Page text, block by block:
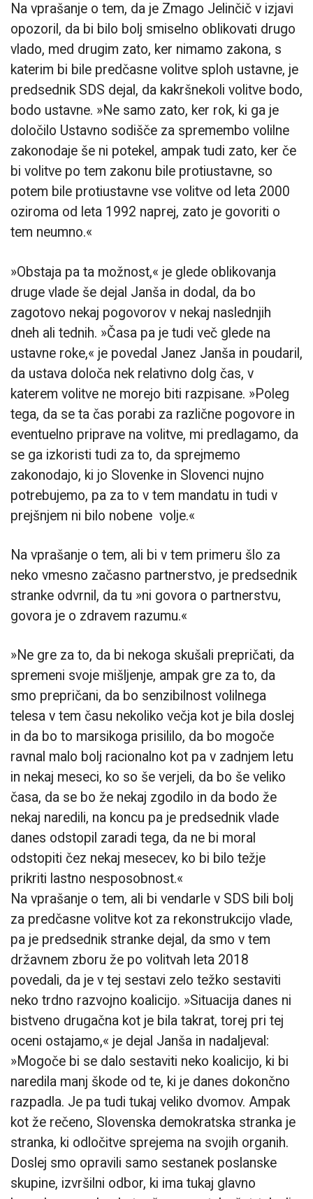
Na vprašanje o tem, da je Zmago Jelinčič v izjavi
opozoril, da bi bilo bolj smiselno oblikovati drugo
vlado, med drugim zato, ker nimamo zakona, s
katerim bi bile predčasne volitve sploh ustavne, je
predsednik SDS dejal, da kakršnekoli volitve bodo,
bodo ustavne. »Ne samo zato, ker rok, ki ga je
določilo Ustavno sodišče za spremembo volilne
zakonodaje še ni potekel, ampak tudi zato, ker če
bi volitve po tem zakonu bile protiustavne, so
potem bile protiustavne vse volitve od leta 2000
oziroma od leta 1992 naprej, zato je govoriti o
tem neumno.«
»Obstaja pa ta možnost,« je glede oblikovanja
druge vlade še dejal Janša in dodal, da bo
zagotovo nekaj pogovorov v nekaj naslednjih
dneh ali tednih. »Časa pa je tudi več glede na
ustavne roke,« je povedal Janez Janša in poudaril,
da ustava določa nek relativno dolg čas, v
katerem volitve ne morejo biti razpisane. »Poleg
tega, da se ta čas porabi za različne pogovore in
eventuelno priprave na volitve, mi predlagamo, da
se ga izkoristi tudi za to, da sprejmemo
zakonodajo, ki jo Slovenke in Slovenci nujno
potrebujemo, pa za to v tem mandatu in tudi v
prejšnjem ni bilo nobene volje.«
Na vprašanje o tem, ali bi v tem primeru šlo za
neko vmesno začasno partnerstvo, je predsednik
stranke odvrnil, da tu »ni govora o partnerstvu,
govora je o zdravem razumu.«
»Ne gre za to, da bi nekoga skušali prepričati, da
spremeni svoje mišljenje, ampak gre za to, da
smo prepričani, da bo senzibilnost volilnega
telesa v tem času nekoliko večja kot je bila doslej
in da bo to marsikoga prisililo, da bo mogoče
ravnal malo bolj racionalno kot pa v zadnjem letu
in nekaj meseci, ko so še verjeli, da bo še veliko
časa, da se bo že nekaj zgodilo in da bodo že
nekaj naredili, na koncu pa je predsednik vlade
danes odstopil zaradi tega, da ne bi moral
odstopiti čez nekaj mesecev, ko bi bilo težje
prikriti lastno nesposobnost.«
Na vprašanje o tem, ali bi vendarle v SDS bili bolj
za predčasne volitve kot za rekonstrukcijo vlade,
pa je predsednik stranke dejal, da smo v tem
državnem zboru že po volitvah leta 2018
povedali, da je v tej sestavi zelo težko sestaviti
neko trdno razvojno koalicijo. »Situacija danes ni
bistveno drugačna kot je bila takrat, torej pri tej
oceni ostajamo,« je dejal Janša in nadaljeval:
»Mogoče bi se dalo sestaviti neko koalicijo, ki bi
naredila manj škode od te, ki je danes dokončno
razpadla. Je pa tudi tukaj veliko dvomov. Ampak
kot že rečeno, Slovenska demokratska stranka je
stranka, ki odločitve sprejema na svojih organih.
Doslej smo opravili samo sestanek poslanske
skupine, izvršilni odbor, ki ima tukaj glavno